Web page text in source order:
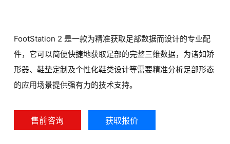
FootStation 2 是一款为精准获取足部数据而设计的专业配
件，它可以简便快捷地获取足部的完整三维数据，为诸如矫
形器、鞋垫定制及个性化鞋类设计等需要精准分析足部形态
的应用场景提供强有力的技术支持。
售前咨询 获取报价